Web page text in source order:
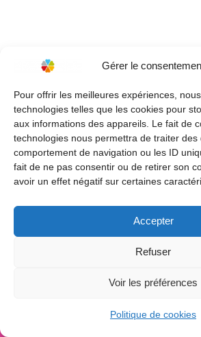
Gérer le
Pour offrir les meilleures expériences,
technologies telles que les cookies pour
aux informations des appareils. Le fait de
technologies nous permettra de traiter
comportement de navigation ou les ID
fait de ne pas consentir ou de retirer son
avoir un effet négatif sur certaines
Accepter
Refuser
Voir les préférences
Politique de cookies
Assistance 7/7 Devis en 72h
Nous vous
une
projet,
sans